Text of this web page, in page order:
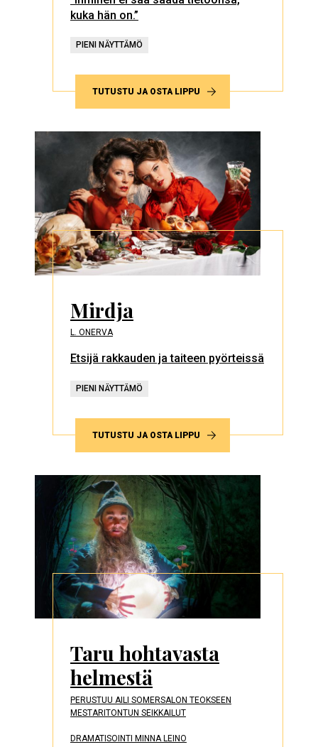
kuka hän on.”
PIENI NÄYTTÄMÖ
TUTUSTU JA OSTA LIPPU
Mirdja
L. ONERVA
Etsijä rakkauden ja taiteen pyörteissä
PIENI NÄYTTÄMÖ
TUTUSTU JA OSTA LIPPU
Taru hohtavasta
helmestä
PERUSTUU AILI SOMERSALON TEOKSEEN
MESTARITONTUN SEIKKAILUT
DRAMATISOINTI MINNA LEINO